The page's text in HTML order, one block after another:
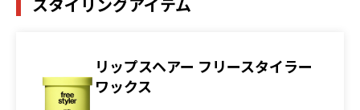
リップスヘアー フリースタイラー
ワックス